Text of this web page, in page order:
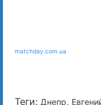
matchday.com.ua
Теги: Днепр,